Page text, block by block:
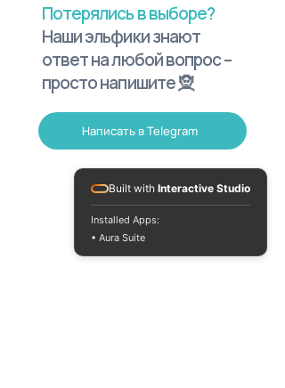
Потерялись в выборе?
Наши эльфики знают
ответ на любой вопрос –
просто напишите 🧝
Написать в Telegram
Built with Interactive Studio
Installed Apps:
• Aura Suite